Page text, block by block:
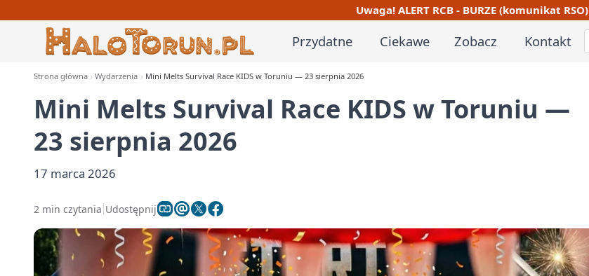
Uwaga! ALERT RCB - BURZE (komunikat RSO)
Przydatne Ciekawe Zobacz Kontakt
Strona główna Wydarzenia Mini Melts Survival Race KIDS w Toruniu — 23 sierpnia 2026
Mini Melts Survival Race KIDS w Toruniu —
23 sierpnia 2026
17 marca 2026
2 min czytania Udostępnij